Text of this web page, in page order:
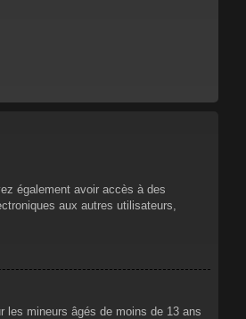
également avoir accès à des
aux autres utilisateurs,
les mineurs âgés de moins de 13 ans